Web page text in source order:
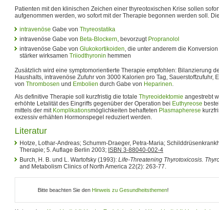
Patienten mit den klinischen Zeichen einer thyreotoxischen Krise sollen
aufgenommen werden, wo sofort mit der Therapie begonnen werden soll.
intravenöse Gabe von Thyreostatika
intravenöse Gabe von Beta-Blockern, bevorzugt Propranolol
intravenöse Gabe von Glukokortikoiden, die unter anderem die
stärker wirksamen Triiodthyronin hemmen
Zusätzlich wird eine symptomorientierte Therapie empfohlen: Bilanzierung
Haushalts, intravenöse Zufuhr von 3000 Kalorien pro Tag, Sauerstoffzufuhr,
von Thrombosen und Embolien durch Gabe von Heparinen.
Als definitive Therapie soll kurzfristig die totale Thyreoidektomie angestrebt
erhöhte Letalität des Eingriffs gegenüber der Operation bei Euthyreose
mittels der mit Komplikationsmöglichkeiten behafteten Plasmapherese
exzessiv erhähten Hormonspegel reduziert werden.
Literatur
Hotze, Lothar-Andreas; Schumm-Draeger, Petra-Maria;
Therapie; 5. Auflage Berlin 2003; ISBN 3-88040-002-4
Burch, H. B. und L. Wartofsky (1993): Life-Threatening Thyrotoxicosis.
and Metabolism Clinics of North America 22(2): 263-77.
Bitte beachten Sie den Hinweis zu Gesundheitsthemen!